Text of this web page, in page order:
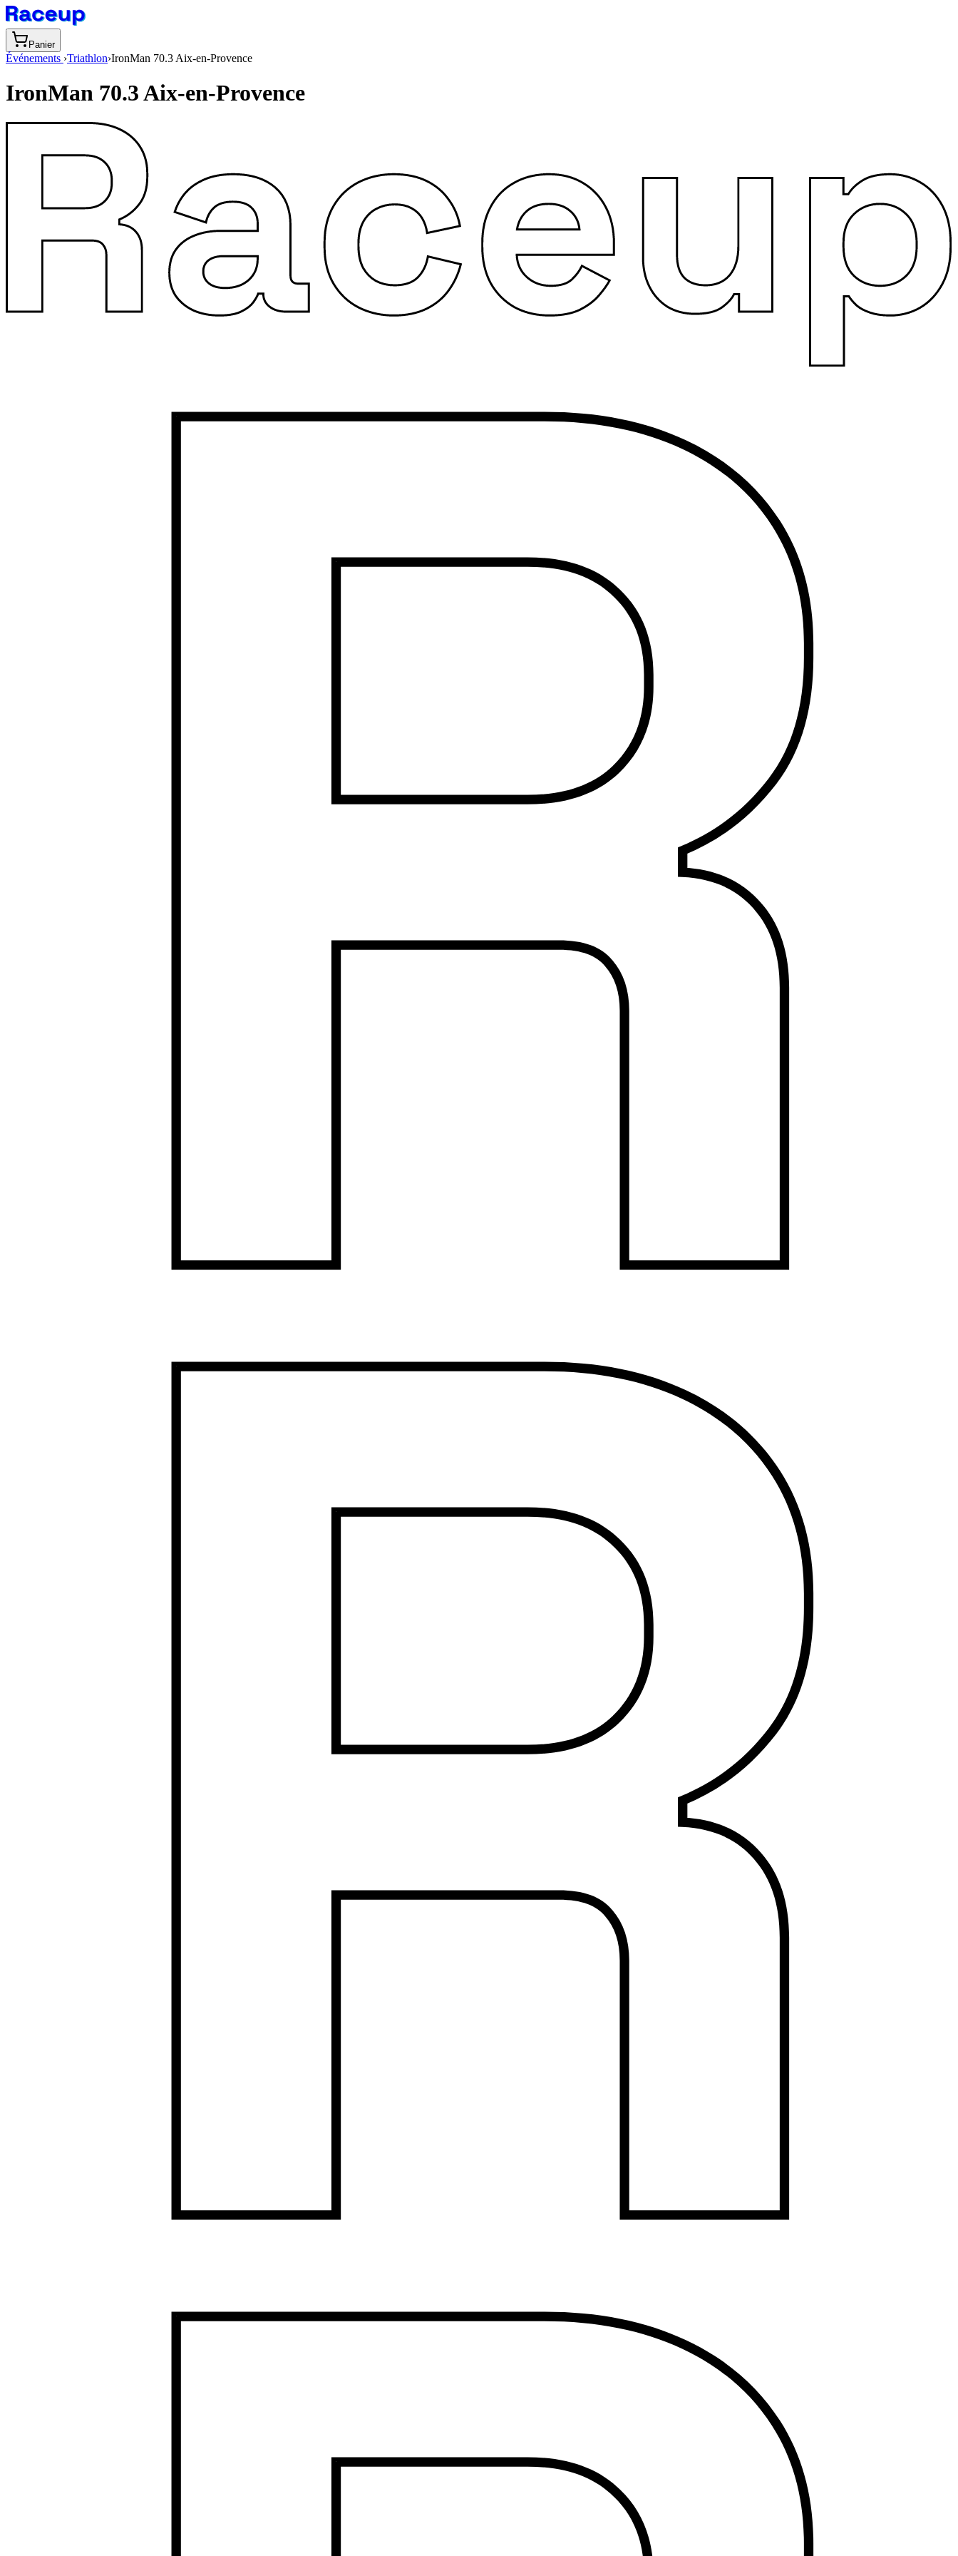
Panier
Événements ›Triathlon›IronMan 70.3 Aix-en-Provence
IronMan 70.3 Aix-en-Provence